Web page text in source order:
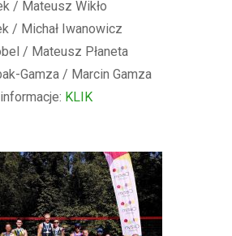
/ Mateusz Wikło
/ Michał Iwanowicz
/ Mateusz Płaneta
Gamza / Marcin Gamza
KLIK